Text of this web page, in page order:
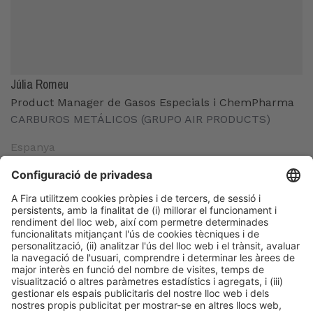
Júlia Romeu
Product Manager de Gasos Especials i ChemPharma
CARBUROS METÁLICOS (GRUPO AIR PRODUCTS)
Espanya
Organitzadors